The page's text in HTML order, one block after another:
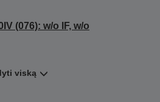
(076): w/o IF, w/o
viską